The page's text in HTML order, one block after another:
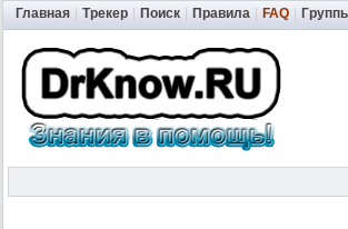
Главная Трекер Поиск Правила FAQ